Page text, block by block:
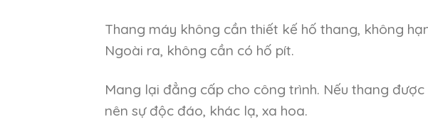
Thang máy không cần thiết kế hố thang, không
Ngoài ra, không cần có hố pít.
Mang lại đẳng cấp cho công trình. Nếu thang
nên sự độc đáo, khác lạ, xa hoa.